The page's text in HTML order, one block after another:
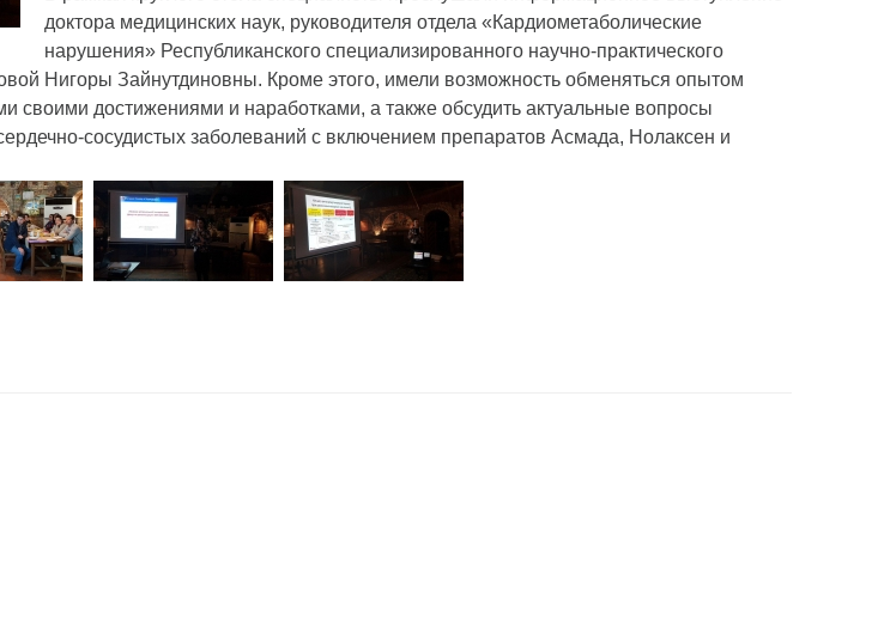
доктора медицинских наук, руководителя отдела «Кардиометаболические
нарушения» Республиканского специализированного научно-практического
Нигоры Зайнутдиновны. Кроме этого, имели возможность обменяться опытом
своими достижениями и наработками, а также обсудить актуальные вопросы
сосудистых заболеваний с включением препаратов Асмада, Нолаксен и